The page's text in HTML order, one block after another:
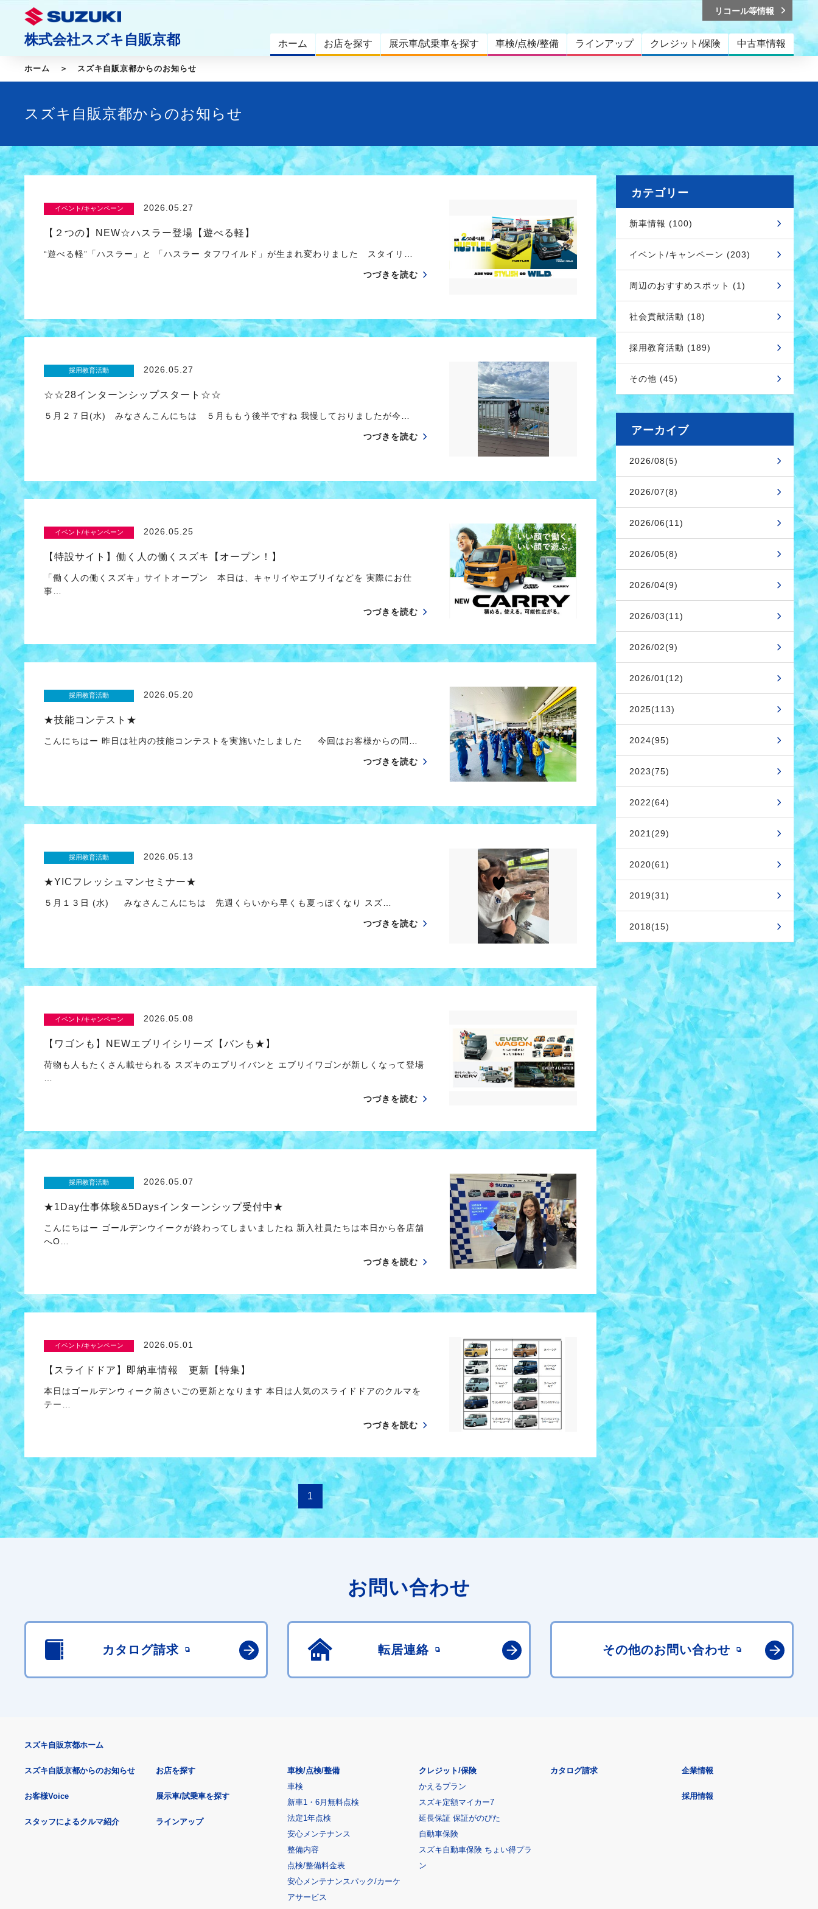
株式会社スズキ自販京都 ホーム お店を探す 展示車/試乗車を探す 車検/点検/整備 ラインアップ クレジット/保険 中古車情報
リコール等情報
ホーム スズキ自販京都からのお知らせ
スズキ自販京都からのお知らせ
イベント/キャンペーン 2026.05.27
【２つの】NEW☆ハスラー登場【遊べる軽】
“遊べる軽”「ハスラー」と 「ハスラー タフワイルド」が生まれ変わりました スタイリ…
つづきを読む
採用教育活動 2026.05.27
☆☆28インターンシップスタート☆☆
５月２７日(水) みなさんこんにちは ５月ももう後半ですね 我慢しておりましたが今…
つづきを読む
イベント/キャンペーン 2026.05.25
【特設サイト】働く人の働くスズキ【オープン！】
「働く人の働くスズキ」サイトオープン 本日は、キャリイやエブリイなどを 実際にお仕
事…
つづきを読む
採用教育活動 2026.05.20
★技能コンテスト★
こんにちはー 昨日は社内の技能コンテストを実施いたしました 今回はお客様からの問…
つづきを読む
採用教育活動 2026.05.13
★YICフレッシュマンセミナー★
５月１３日 (水) みなさんこんにちは 先週くらいから早くも夏っぽくなり スズ…
つづきを読む
イベント/キャンペーン 2026.05.08
【ワゴンも】NEWエブリイシリーズ【バンも★】
荷物も人もたくさん載せられる スズキのエブリイバンと エブリイワゴンが新しくなって登場
つづきを読む
採用教育活動 2026.05.07
★1Day仕事体験&5Daysインターンシップ受付中★
こんにちはー ゴールデンウイークが終わってしまいましたね 新入社員たちは本日から各店舗
へO…
つづきを読む
イベント/キャンペーン 2026.05.01
【スライドドア】即納車情報 更新【特集】
本日はゴールデンウィーク前さいごの更新となります 本日は人気のスライドドアのクルマを
テー…
つづきを読む
1
カテゴリー
新車情報 (100)
イベント/キャンペーン (203)
周辺のおすすめスポット (1)
社会貢献活動 (18)
採用教育活動 (189)
その他 (45)
アーカイブ
2026/08(5)
2026/07(8)
2026/06(11)
2026/05(8)
2026/04(9)
2026/03(11)
2026/02(9)
2026/01(12)
2025(113)
2024(95)
2023(75)
2022(64)
2021(29)
2020(61)
2019(31)
2018(15)
お問い合わせ
カタログ請求 転居連絡 その他のお問い合わせ
スズキ自販京都ホーム
スズキ自販京都からのお知らせ
お客様Voice
スタッフによるクルマ紹介
お店を探す
展示車/試乗車を探す
ラインアップ
車検/点検/整備
車検
新車1・6月無料点検
法定1年点検
安心メンテナンス
整備内容
点検/整備料金表
安心メンテナンスパック/カーケ
アサービス
クレジット/保険
かえるプラン
スズキ定額マイカー7
延長保証 保証がのびた
自動車保険
スズキ自動車保険 ちょい得プラ
ン
カタログ請求 企業情報
採用情報